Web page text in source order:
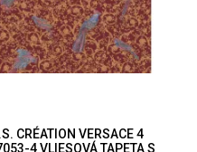
CRÉATION VERSACE 4
4 VLIESOVÁ TAPETA S